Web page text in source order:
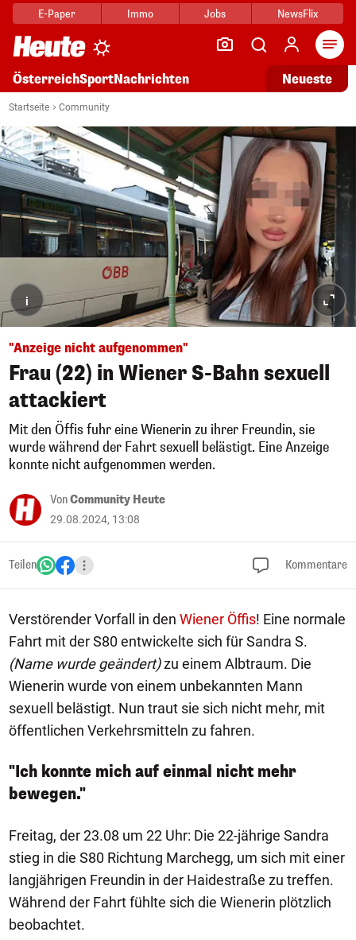
E-Paper Immo Jobs NewsFlix
ÖsterreichSportNachrichten Neueste
Startseite Community
i
"Anzeige nicht aufgenommen"
Frau (22) in Wiener S-Bahn sexuell
attackiert
Mit den Öffis fuhr eine Wienerin zu ihrer Freundin, sie
wurde während der Fahrt sexuell belästigt. Eine Anzeige
konnte nicht aufgenommen werden.
VonCommunity Heute
29.08.2024, 13:08
Teilen Kommentare
Verstörender Vorfall in den Wiener Öffis! Eine normale
Fahrt mit der S80 entwickelte sich für Sandra S.
(Name wurde geändert)zu einem Albtraum. Die
Wienerin wurde von einem unbekannten Mann
sexuell belästigt. Nun traut sie sich nicht mehr, mit
öffentlichen Verkehrsmitteln zu fahren.
"Ich konnte mich auf einmal nicht mehr
bewegen."
Freitag, der 23.08 um 22 Uhr: Die 22-jährige Sandra
stieg in die S80 Richtung Marchegg, um sich mit einer
langjährigen Freundin in der Haidestraße zu treffen.
Während der Fahrt fühlte sich die Wienerin plötzlich
beobachtet.